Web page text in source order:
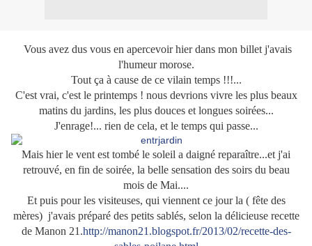
Vous avez dus vous en apercevoir hier dans mon billet j'avais
l'humeur morose.
Tout ça à cause de ce vilain temps !!!...
C'est vrai, c'est le printemps ! nous devrions vivre les plus beaux
matins du jardins, les plus douces et longues soirées...
J'enrage!... rien de cela, et le temps qui passe...
Mais hier le vent est tombé le soleil a daigné reparaître...et j'ai
retrouvé, en fin de soirée, la belle sensation des soirs du beau
mois de Mai....
Et puis pour les visiteuses, qui viennent ce jour la ( fête des
mères) j'avais préparé des petits sablés, selon la délicieuse recette
de Manon 21.http://manon21.blogspot.fr/2013/02/recette-des-